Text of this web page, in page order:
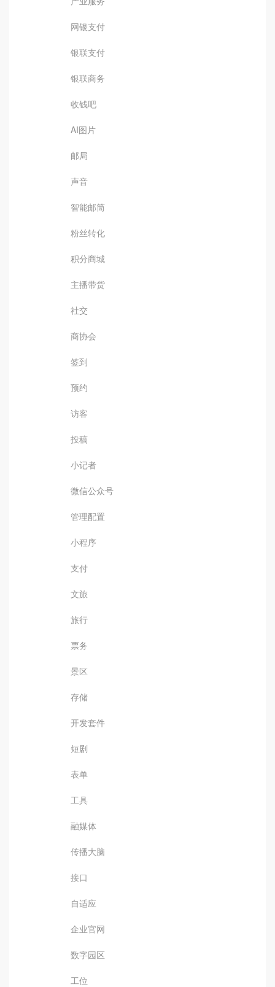
网银支付
银联支付
银联商务
收钱吧
AI图片
邮局
声音
智能邮筒
粉丝转化
积分商城
主播带货
社交
商协会
签到
预约
访客
投稿
小记者
微信公众号
管理配置
小程序
支付
文旅
旅行
票务
景区
存储
开发套件
短剧
表单
工具
融媒体
传播大脑
接口
自适应
企业官网
数字园区
工位